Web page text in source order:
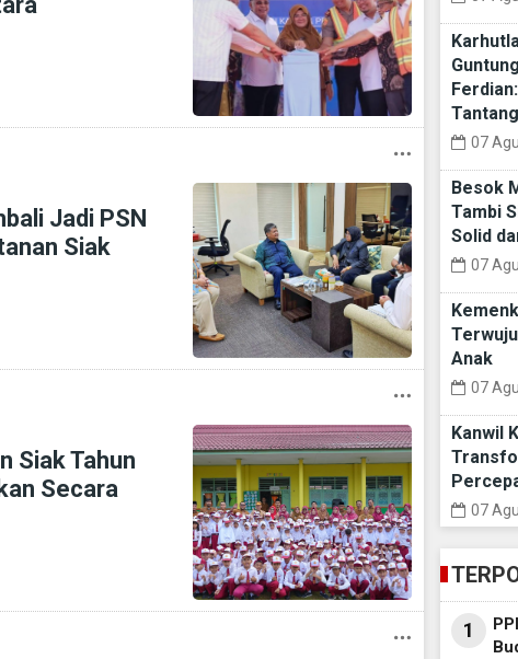
Jadi PSN
Siak
Siak Tahun
Secara
07
Besok
Tambi
Solid
07
Anak
07
Kanwil
07
1